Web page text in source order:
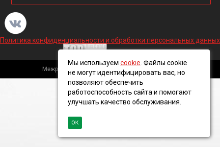
Политика конфиденциальности и обработки персональных данных
Межрегиональная кабельная компания, 2016 ©
Мы используем cookie . Файлы cookie
не могут идентифицировать вас, но
позволяют обеспечить
работоспособность сайта и помогают
улучшать качество обслуживания.
ОК